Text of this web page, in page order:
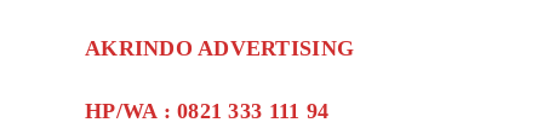
AKRINDO ADVERTISING
HP/WA : 0821 333 111 94